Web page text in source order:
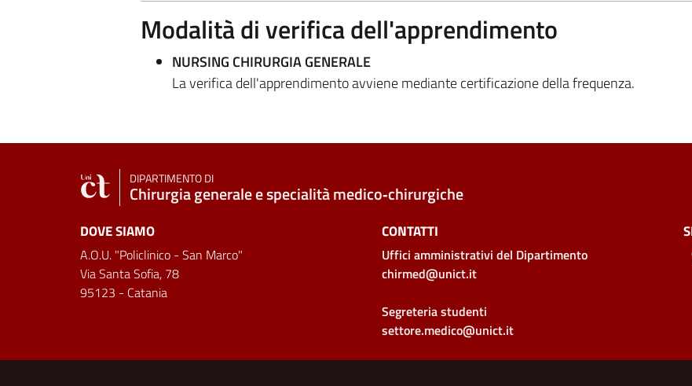
Modalità di verifica dell'apprendimento
NURSING CHIRURGIA GENERALE
La verifica dell'apprendimento avviene mediante certificazione della frequenza.
DIPARTIMENTO DI
Chirurgia generale e specialità medico‑chirurgiche
DOVE SIAMO
A.O.U. "Policlinico - San Marco"
Via Santa Sofia, 78
95123 - Catania
CONTATTI
Uffici amministrativi del Dipartimento
chirmed@unict.it
Segreteria studenti
settore.medico@unict.it